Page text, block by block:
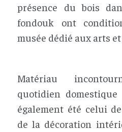
présence du bois
fondouk ont
musée dédié aux arts
Matériau
quotidien
également été celui
de la décoration